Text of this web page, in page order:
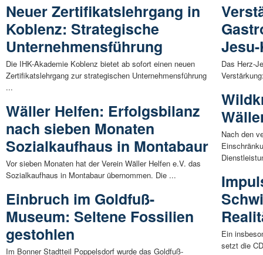
Neuer Zertifikatslehrgang in
Koblenz: Strategische
Unternehmensführung
Die IHK-Akademie Koblenz bietet ab sofort einen neuen
Zertifikatslehrgang zur strategischen Unternehmensführung
...
Wäller Helfen: Erfolgsbilanz
nach sieben Monaten
Sozialkaufhaus in Montabaur
Vor sieben Monaten hat der Verein Wäller Helfen e.V. das
Sozialkaufhaus in Montabaur übernommen. Die ...
Einbruch im Goldfuß-
Museum: Seltene Fossilien
gestohlen
Im Bonner Stadtteil Poppelsdorf wurde das Goldfuß-
Das Herz-
Nach den
Ein
setzt die